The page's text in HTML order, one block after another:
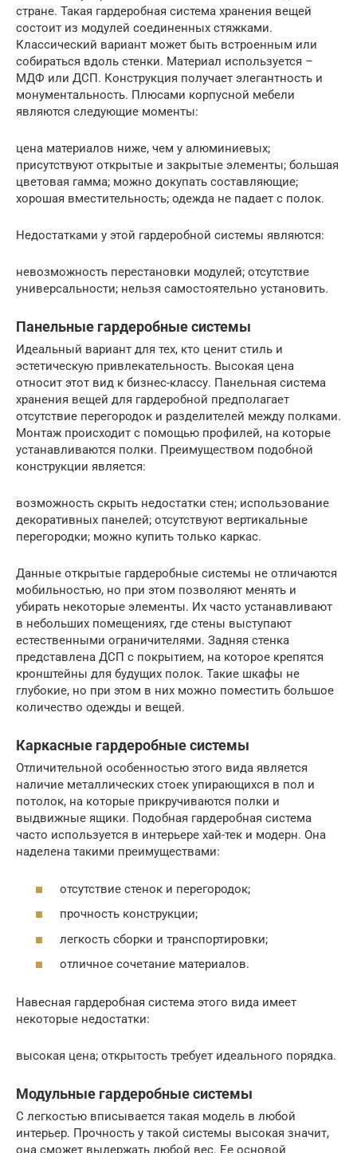
стране. Такая гардеробная система хранения вещей
состоит из модулей соединенных стяжками.
Классический вариант может быть встроенным или
собираться вдоль стенки. Материал используется –
МДФ или ДСП. Конструкция получает элегантность и
монументальность. Плюсами корпусной мебели
являются следующие моменты:
цена материалов ниже, чем у алюминиевых;
присутствуют открытые и закрытые элементы; большая
цветовая гамма; можно докупать составляющие;
хорошая вместительность; одежда не падает с полок.
Недостатками у этой гардеробной системы являются:
невозможность перестановки модулей; отсутствие
универсальности; нельзя самостоятельно установить.
Панельные гардеробные системы
Идеальный вариант для тех, кто ценит стиль и
эстетическую привлекательность. Высокая цена
относит этот вид к бизнес-классу. Панельная система
хранения вещей для гардеробной предполагает
отсутствие перегородок и разделителей между полками.
Монтаж происходит с помощью профилей, на которые
устанавливаются полки. Преимуществом подобной
конструкции является:
возможность скрыть недостатки стен; использование
декоративных панелей; отсутствуют вертикальные
перегородки; можно купить только каркас.
Данные открытые гардеробные системы не отличаются
мобильностью, но при этом позволяют менять и
убирать некоторые элементы. Их часто устанавливают
в небольших помещениях, где стены выступают
естественными ограничителями. Задняя стенка
представлена ДСП с покрытием, на которое крепятся
кронштейны для будущих полок. Такие шкафы не
глубокие, но при этом в них можно поместить большое
количество одежды и вещей.
Каркасные гардеробные системы
Отличительной особенностью этого вида является
наличие металлических стоек упирающихся в пол и
потолок, на которые прикручиваются полки и
выдвижные ящики. Подобная гардеробная система
часто используется в интерьере хай-тек и модерн. Она
наделена такими преимуществами:
отсутствие стенок и перегородок;
прочность конструкции;
легкость сборки и транспортировки;
отличное сочетание материалов.
Навесная гардеробная система этого вида имеет
некоторые недостатки:
высокая цена; открытость требует идеального порядка.
Модульные гардеробные системы
С легкостью вписывается такая модель в любой
интерьер. Прочность у такой системы высокая значит,
она сможет выдержать любой вес. Ее основой